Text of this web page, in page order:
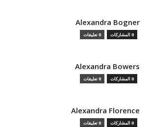
Alexandra Bogner
0 المشاركات 0 تعليقات
Alexandra Bowers
0 المشاركات 0 تعليقات
Alexandra Florence
0 المشاركات 0 تعليقات